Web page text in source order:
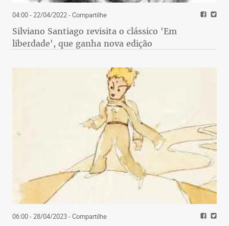
04:00 - 22/04/2022- Compartilhe
Silviano Santiago revisita o clássico 'Em
liberdade', que ganha nova edição
06:00 - 28/04/2023- Compartilhe